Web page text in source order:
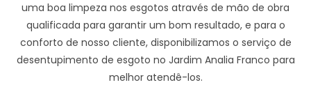
uma boa limpeza nos esgotos através de mão de obra
qualificada para garantir um bom resultado, e para o
conforto de nosso cliente, disponibilizamos o serviço de
desentupimento de esgoto no Jardim Analia Franco para
melhor atendê-los.